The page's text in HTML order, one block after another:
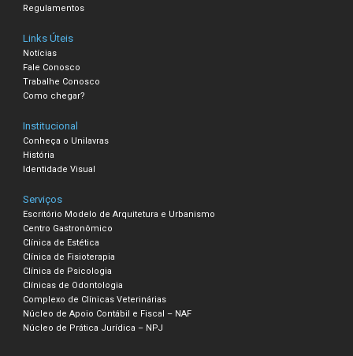
Regulamentos
Links Úteis
Notícias
Fale Conosco
Trabalhe Conosco
Como chegar?
Institucional
Conheça o Unilavras
História
Identidade Visual
Serviços
Escritório Modelo de Arquitetura e Urbanismo
Centro Gastronômico
Clínica de Estética
Clínica de Fisioterapia
Clínica de Psicologia
Clínicas de Odontologia
Complexo de Clínicas Veterinárias
Núcleo de Apoio Contábil e Fiscal – NAF
Núcleo de Prática Jurídica – NPJ